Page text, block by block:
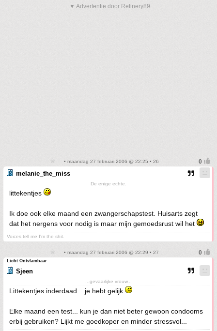
▼ Advertentie door Refinery89
• maandag 27 februari 2006 @ 22:25 • 26
melanie_the_miss
De enige echte.
littekentjes
Ik doe ook elke maand een zwangerschapstest. Huisarts zegt
dat het nergens voor nodig is maar mijn gemoedsrust wil het
Voices tell me I'm the shit.
• maandag 27 februari 2006 @ 22:29 • 27
Licht Ontvlambaar
Sjeen
...gevaarlijke vrouw...
Littekentjes inderdaad... je hebt gelijk
Elke maand een test... kun je dan niet beter gewoon condooms
erbij gebruiken? Lijkt me goedkoper en minder stressvol...